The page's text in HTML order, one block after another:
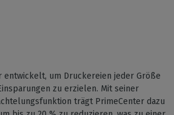
entwickelt, um Druckereien jeder Größe
zu erzielen. Mit seiner
trägt PrimeCenter dazu